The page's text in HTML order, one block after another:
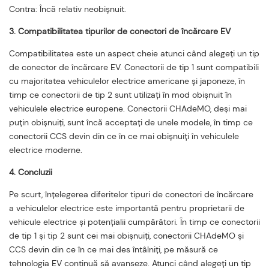
Contra: Încă relativ neobișnuit.
3. Compatibilitatea tipurilor de conectori de încărcare EV
Compatibilitatea este un aspect cheie atunci când alegeți un tip
de conector de încărcare EV. Conectorii de tip 1 sunt compatibili
cu majoritatea vehiculelor electrice americane și japoneze, în
timp ce conectorii de tip 2 sunt utilizați în mod obișnuit în
vehiculele electrice europene. Conectorii CHAdeMO, deși mai
puțin obișnuiți, sunt încă acceptați de unele modele, în timp ce
conectorii CCS devin din ce în ce mai obișnuiți în vehiculele
electrice moderne.
4. Concluzii
Pe scurt, înțelegerea diferitelor tipuri de conectori de încărcare
a vehiculelor electrice este importantă pentru proprietarii de
vehicule electrice și potențialii cumpărători. În timp ce conectorii
de tip 1 și tip 2 sunt cei mai obișnuiți, conectorii CHAdeMO și
CCS devin din ce în ce mai des întâlniți, pe măsură ce
tehnologia EV continuă să avanseze. Atunci când alegeți un tip